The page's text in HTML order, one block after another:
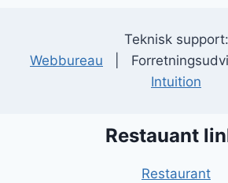
Teknisk support:
Webbureau |
Intuition
Restauant
Restaurant